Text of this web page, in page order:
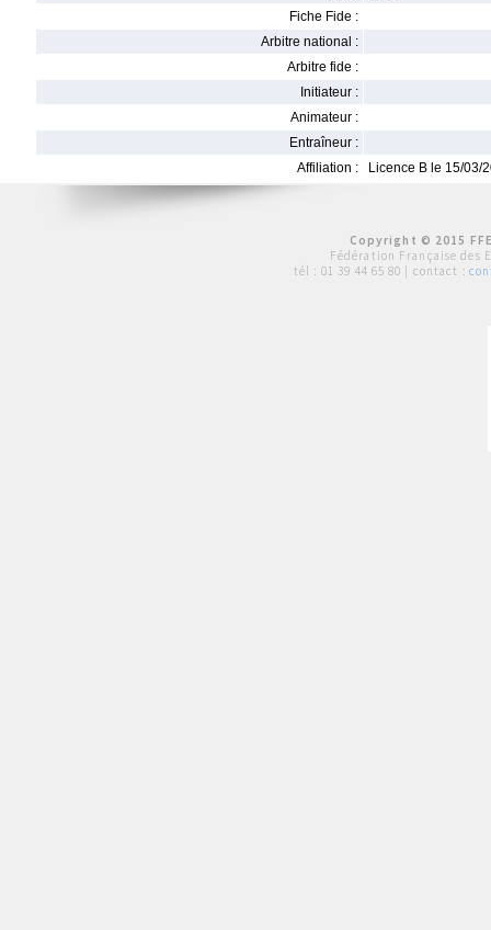
Fiche Fide :
Arbitre national :
Arbitre fide :
Initiateur :
Animateur :
Entraîneur :
Affiliation :
Licence B le 15/03/
Copyright © 2015
Fédération Française des
tél : 01 39 44 65 80 | contact :